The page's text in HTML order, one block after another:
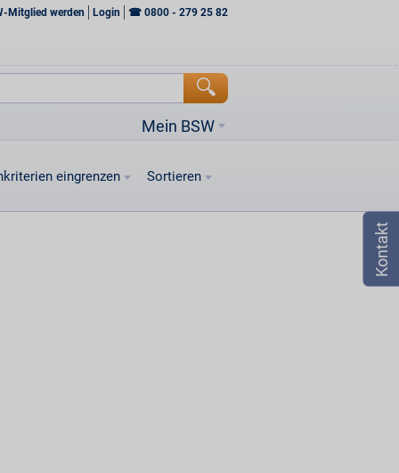
Mitglied werden Login ☎ 0800 - 279 25 82
Mein BSW
eingrenzen Sortieren